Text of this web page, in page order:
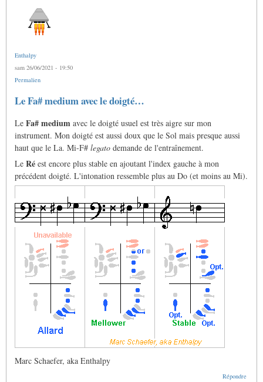
Enthalpy
sam 26/06/2021 - 19:50
Permalien
Le Fa# medium avec le doigté…
Le Fa# medium avec le doigté usuel est très aigre sur mon
instrument. Mon doigté est aussi doux que le Sol mais presque aussi
haut que le La. Mi-F# legato demande de l'entraînement.
Le Ré est encore plus stable en ajoutant l'index gauche à mon
précédent doigté. L'intonation ressemble plus au Do (et moins au Mi).
Marc Schaefer, aka Enthalpy
Répondre